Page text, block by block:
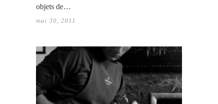
objets de…
mai 30, 2011